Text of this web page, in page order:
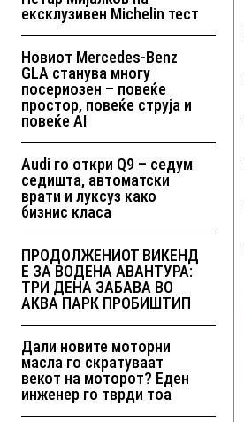
ексклузивен Michelin тест
Новиот Mercedes-Benz
GLA станува многу
посериозен – повеќе
простор, повеќе струја и
повеќе AI
Audi го откри Q9 – седум
седишта, автоматски
врати и луксуз како
бизнис класа
ПРОДОЛЖЕНИОТ ВИКЕНД
Е ЗА ВОДЕНА АВАНТУРА:
ТРИ ДЕНА ЗАБАВА ВО
АКВА ПАРК ПРОБИШТИП
Дали новите моторни
масла го скратуваат
векот на моторот? Еден
инженер го тврди тоа